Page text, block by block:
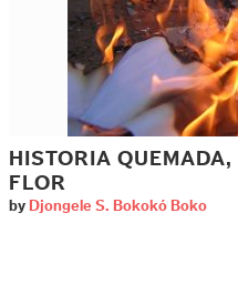
HISTORIA
FLOR
by Djongele S. Bokokó Boko